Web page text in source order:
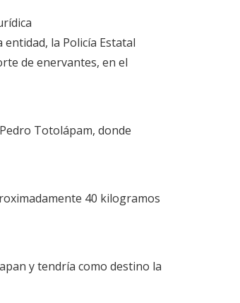
la Policía Estatal
de enervantes, en el
Totolápam, donde
40 kilogramos
y tendría como destino la